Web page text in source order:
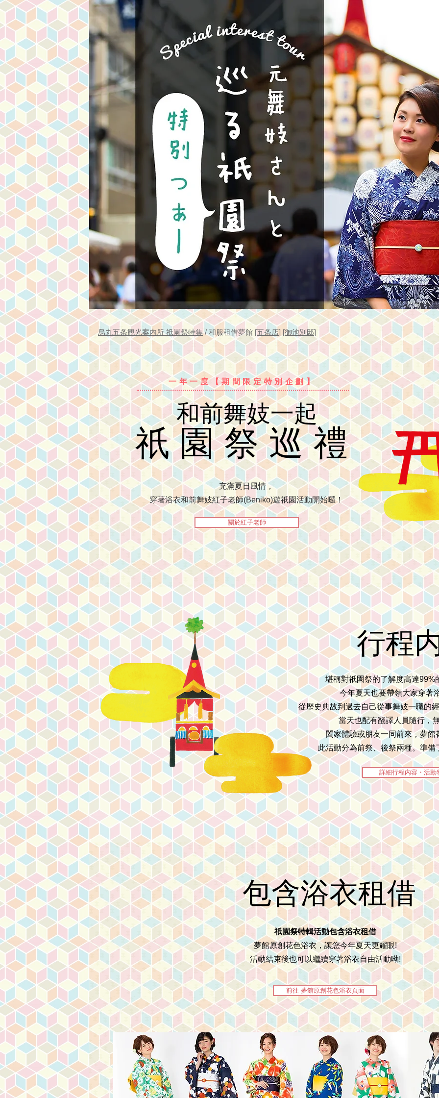
烏丸五条観光案内所 祇園祭特集/ 和服租借夢館 [五条店] [御池別邸]
一年一度【期間限定特別企劃】
充滿夏日風情，
穿著浴衣和前舞妓紅子老師(Beniko)遊祇園活動開始囉！
關於紅子老師
和前舞妓一起
祇園祭巡禮
行程
堪稱對祇園祭的了解度高達99%
今年夏天也要帶領大家穿著
從歷史典故到過去自己從事舞妓一職的
當天也配有翻譯人員隨行，
闔家體驗或朋友一同前來，夢館
此活動分為前祭、後祭兩種。準備
詳細行程內容・活動
包含浴衣租借
祇園祭特輯活動包含浴衣租借
夢館原創花色浴衣，讓您今年夏天更耀眼!
活動結束後也可以繼續穿著浴衣自由活動呦!
前往 夢館原創花色浴衣頁面